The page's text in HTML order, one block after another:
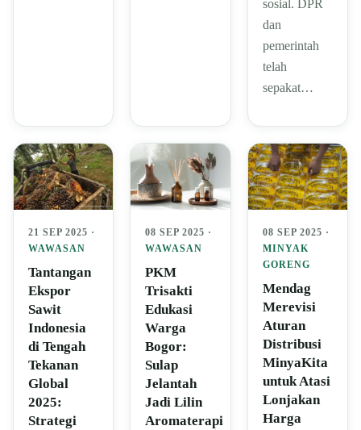
sosial. DPR
dan
pemerintah
telah
sepakat…
21 SEP 2025 ·
WAWASAN
Tantangan
Ekspor
Sawit
Indonesia
di Tengah
Tekanan
Global
2025:
Strategi
08 SEP 2025 ·
WAWASAN
PKM
Trisakti
Edukasi
Warga
Bogor:
Sulap
Jelantah
Jadi Lilin
Aromaterapi
08 SEP 2025 ·
MINYAK
GORENG
Mendag
Merevisi
Aturan
Distribusi
MinyaKita
untuk Atasi
Lonjakan
Harga